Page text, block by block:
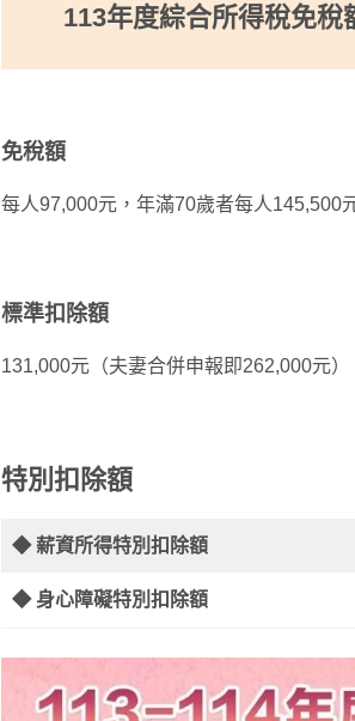
113年度綜合所得稅免稅
免稅額
每人97,000元，年滿70歲者每人145,500
標準扣除額
131,000元（夫妻合併申報即262,000元）
特別扣除額
◆ 薪資所得特別扣除額
◆ 身心障礙特別扣除額